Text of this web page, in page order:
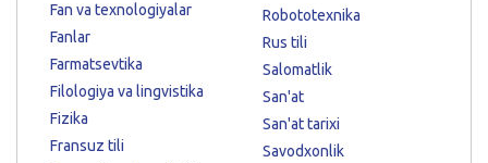
Fan va texnologiyalar
Fanlar
Farmatsevtika
Filologiya va lingvistika
Fizika
Fransuz tili
Robototexnika
Rus tili
Salomatlik
San'at
San'at tarixi
Savodxonlik